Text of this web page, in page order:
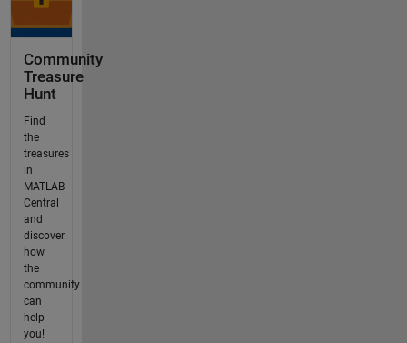
Community
Treasure
Hunt
Find
the
treasures
in
MATLAB
Central
and
discover
how
the
community
can
help
you!